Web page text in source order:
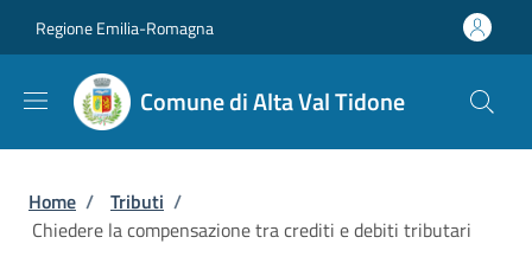
Regione Emilia-Romagna
Comune di Alta Val Tidone
Briciole di pane
Home / Tributi /
Chiedere la compensazione tra crediti e debiti tributari